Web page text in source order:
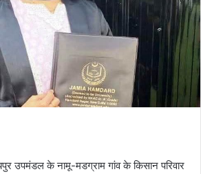
उपमंडल के नामू-मडग्राम गांव के किसान परिवार